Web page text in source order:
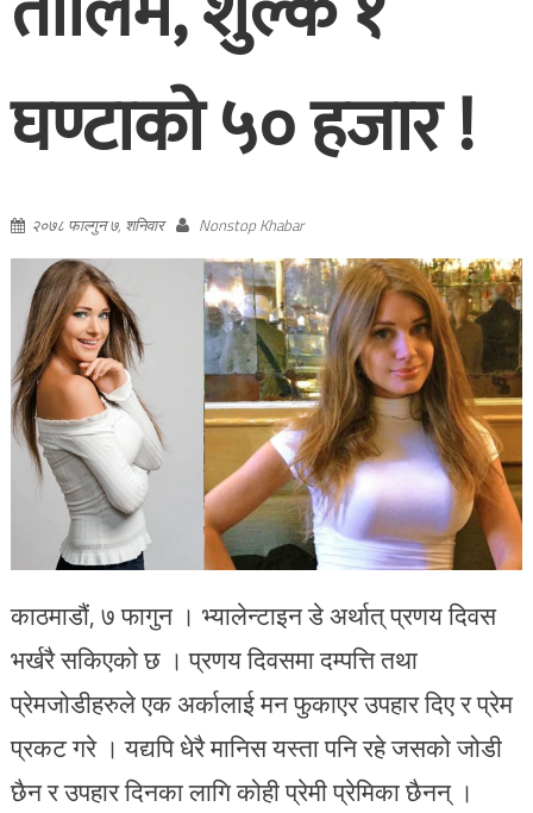
घण्टाको ५० हजार !
२०७८ फाल्गुन ७, शनिवार Nonstop Khabar
काठमाडौं, ७ फागुन । भ्यालेन्टाइन डे अर्थात् प्रणय दिवस
भर्खरै सकिएको छ । प्रणय दिवसमा दम्पत्ति तथा
प्रेमजोडीहरुले एक अर्कालाई मन फुकाएर उपहार दिए र प्रेम
प्रकट गरे । यद्यपि धेरै मानिस यस्ता पनि रहे जसको जोडी
छैन र उपहार दिनका लागि कोही प्रेमी प्रेमिका छैनन् ।